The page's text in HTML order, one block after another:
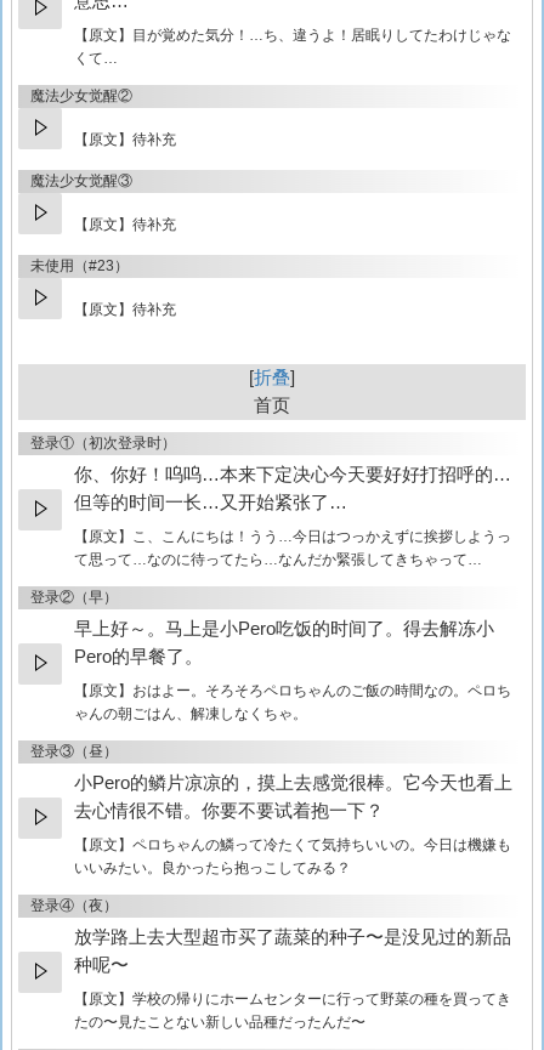
【原文】
目が覚めた気分！…ち、違うよ！居眠りしてたわけじゃな
くて…
魔法少女觉醒②
【原文】待补充
魔法少女觉醒③
【原文】待补充
未使用（#23）
【原文】待补充
折叠
首页
登录①（初次登录时）
你、你好！呜呜…本来下定决心今天要好好打招呼的…
但等的时间一长…又开始紧张了…
【原文】 こ、こんにちは！うう…今日はつっかえずに挨拶しようっ
て思って…なのに待ってたら…なんだか緊張してきちゃって…
登录②（早）
早上好～。马上是小Pero吃饭的时间了。得去解冻小
Pero的早餐了。
【原文】 おはよー。そろそろペロちゃんのご飯の時間なの。ペロち
ゃんの朝ごはん、解凍しなくちゃ。
登录③（昼）
小Pero的鳞片凉凉的，摸上去感觉很棒。它今天也看上
去心情很不错。你要不要试着抱一下？
【原文】 ペロちゃんの鱗って冷たくて気持ちいいの。今日は機嫌も
いいみたい。良かったら抱っこしてみる？
登录④（夜）
放学路上去大型超市买了蔬菜的种子〜是没见过的新品
种呢〜
【原文】 学校の帰りにホームセンターに行って野菜の種を買ってき
たの〜見たことない新しい品種だったんだ〜